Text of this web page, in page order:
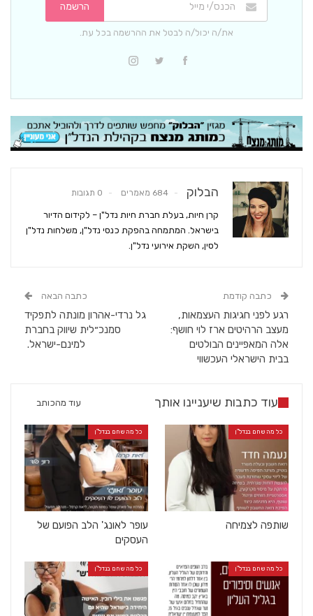
הרשמה
את/ה יכול/ה לבטל את ההרשמה בכל עת.
הבלוק 684 מאמרים 0 תגובות
קרן חיות, בעלת חברת חיות נדל"ן – לקידום הדיור
בישראל. המתמחה בהפקת כנסי נדל"ן, משלחות נדל"ן
לסין, השקת אירועי נדל"ן.
כתבה קודמת
רגע לפני חגיגות העצמאות,
מעצב הרהיטים ארז לוי חושף:
אלה המאפיינים הבולטים
בבית הישראלי העכשווי
כתבה הבאה
גל נרדי-אהרון מונתה לתפקיד
סמנכ״לית שיווק בחברת
למינם-ישראל.
עוד כתבות שיעניינו אותך עוד מהכותב
כל מה שחם בנדל"ן
שותפה לצמיחה
כל מה שחם בנדל"ן
עופר לאונג' הלב הפועם של
העסקים
כל מה שחם בנדל"ן כל מה שחם בנדל"ן